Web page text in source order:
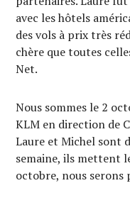
avec les hôtels
des vols à prix très
chère que toutes
Net.
Nous sommes le 2
KLM en direction de
Laure et Michel sont
semaine, ils mettent
octobre, nous